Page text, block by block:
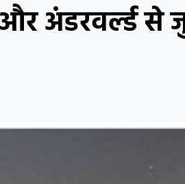
अंडरवर्ल्ड से